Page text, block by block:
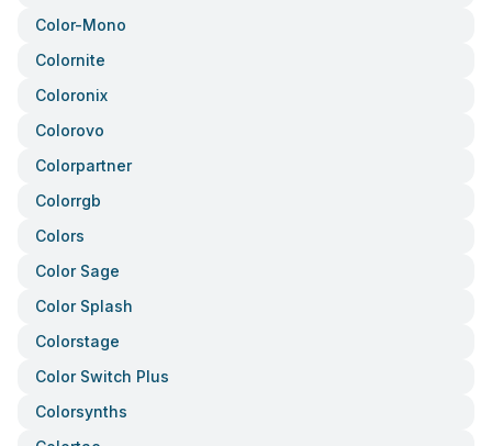
Color-Mono
Colornite
Coloronix
Colorovo
Colorpartner
Colorrgb
Colors
Color Sage
Color Splash
Colorstage
Color Switch Plus
Colorsynths